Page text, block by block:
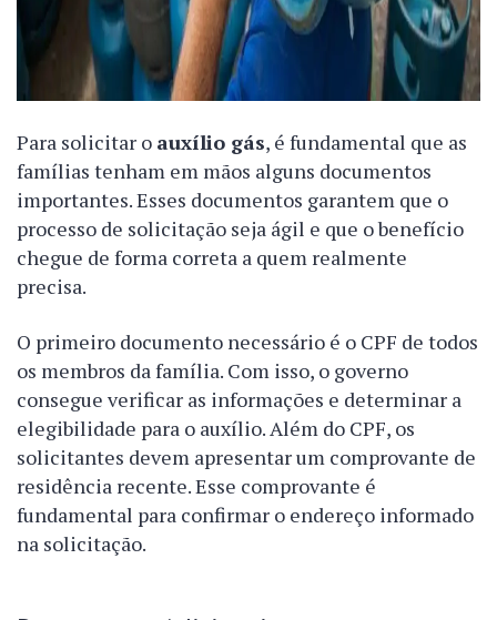
Para solicitar o auxílio gás, é fundamental que as
famílias tenham em mãos alguns documentos
importantes. Esses documentos garantem que o
processo de solicitação seja ágil e que o benefício
chegue de forma correta a quem realmente
precisa.
O primeiro documento necessário é o CPF de todos
os membros da família. Com isso, o governo
consegue verificar as informações e determinar a
elegibilidade para o auxílio. Além do CPF, os
solicitantes devem apresentar um comprovante de
residência recente. Esse comprovante é
fundamental para confirmar o endereço informado
na solicitação.